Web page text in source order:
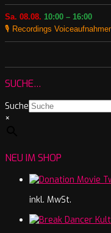
Sa. 08.08. 10:00 – 16:00
🎙️ Recordings
SUCHE…
Suche
×
NEU IM SHOP
inkl. MwSt.